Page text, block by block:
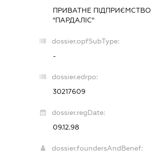
ПРИВАТНЕ ПІДПРИЄМСТВО
"ПАРДАЛІС"
dossier.opfSubType:
-
dossier.edrpo:
30217609
dossier.regDate:
09.12.98
dossier.foundersAndBenef: